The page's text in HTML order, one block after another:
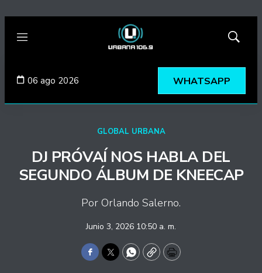
Menú
Mostrar
06 ago 2026 WHATSAPP
GLOBAL URBANA
DJ PRÓVAÍ NOS HABLA DEL
SEGUNDO ÁLBUM DE KNEECAP
Por Orlando Salerno.
Junio 3, 2026 10:50 a. m.
Facebook
TwitterWhatsApp
CopyPrint